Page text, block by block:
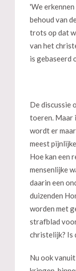
'We
behoud van
trots op dat
van het
is gebaseerd
De discussie
toeren. Maar
wordt er
meest
Hoe kan een
mensenlijke
daarin een
duizenden
worden met
strafblad
christelijk? Is
Nu ook